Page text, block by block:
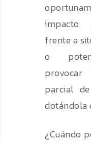
impacto
frente a
o
parcial
dotándola
¿Cuándo